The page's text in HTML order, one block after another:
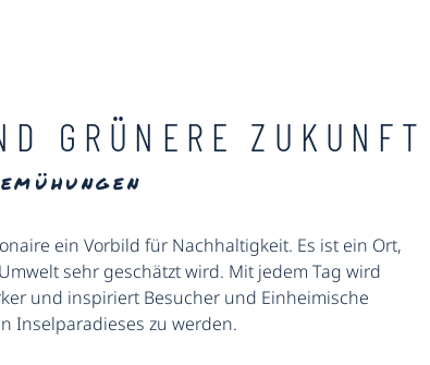
GRÜNERE
ein Vorbild für Nachhaltigkeit. Es ist ein Ort,
sehr geschätzt wird. Mit jedem Tag wird
und inspiriert Besucher und Einheimische
Inselparadieses zu werden.